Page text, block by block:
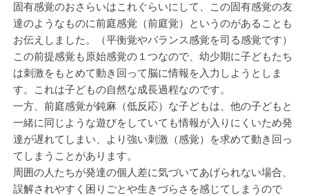
固有感覚のおさらいはこれぐらいにして、この固有感覚の友
達のようなものに前庭感覚（前庭覚）というのがあることも
お伝えしました。（平衡覚やバランス感覚を司る感覚です）
この前提感覚も原始感覚の１つなので、幼少期に子どもたち
は刺激をもとめて動き回って脳に情報を入力しようとしま
す。これは子どもの自然な成長過程なのです。
一方、前庭感覚が鈍麻（低反応）な子どもは、他の子どもと
一緒に同じような遊びをしていても情報が入りにくいため発
達が遅れてしまい、より強い刺激（感覚）を求めて動き回っ
てしまうことがあります。
周囲の人たちが発達の個人差に気づいてあげられない場合、
誤解されやすく困りごとや生きづらさを感じてしまうので